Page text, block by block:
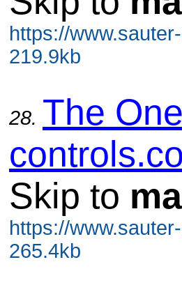
https://
219.9kb
28. The
Skip to
https://
265.4kb